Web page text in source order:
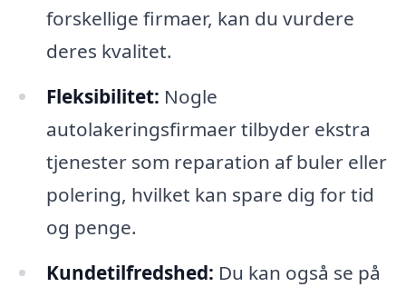
forskellige firmaer, kan du vurdere
deres kvalitet.
Fleksibilitet: Nogle
autolakeringsfirmaer tilbyder ekstra
tjenester som reparation af buler eller
polering, hvilket kan spare dig for tid
og penge.
Kundetilfredshed: Du kan også se på